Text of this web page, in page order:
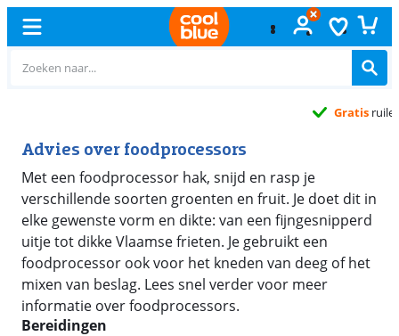
Advies over foodprocessors
Met een foodprocessor hak, snijd en rasp je
verschillende soorten groenten en fruit. Je doet dit in
elke gewenste vorm en dikte: van een fijngesnipperd
uitje tot dikke Vlaamse frieten. Je gebruikt een
foodprocessor ook voor het kneden van deeg of het
mixen van beslag. Lees snel verder voor meer
informatie over foodprocessors.
Bereidingen